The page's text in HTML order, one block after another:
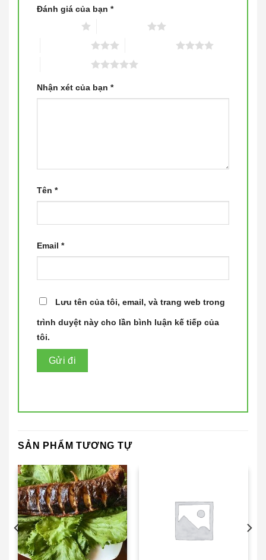
Đánh giá của bạn *
Nhận xét của bạn *
Tên *
Email *
Lưu tên của tôi, email, và trang web trong
trình duyệt này cho lần bình luận kế tiếp của
tôi.
SẢN PHẨM TƯƠNG TỰ